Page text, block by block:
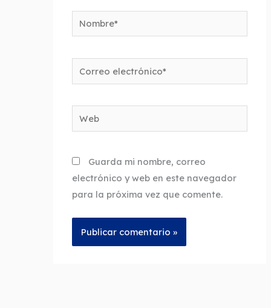
Nombre*
Correo
electrónico*
Web
Guarda mi nombre, correo
electrónico y web en este navegador
para la próxima vez que comente.